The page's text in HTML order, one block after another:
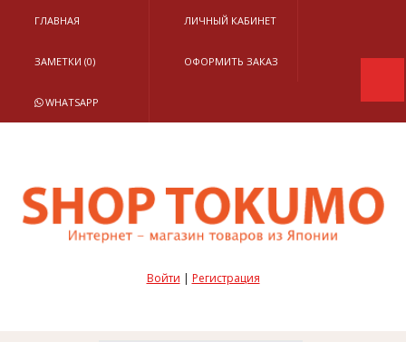
ГЛАВНАЯ ЛИЧНЫЙ КАБИНЕТ
ЗАМЕТКИ (0) ОФОРМИТЬ ЗАКАЗ
WHATSAPP
Войти | Регистрация